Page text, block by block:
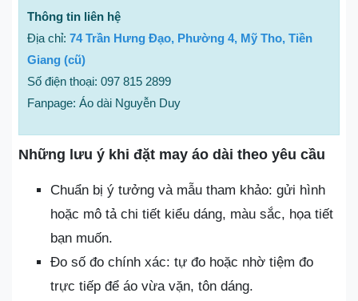
Thông tin liên hệ
Địa chỉ: 74 Trần Hưng Đạo, Phường 4, Mỹ Tho, Tiền
Giang (cũ)
Số điện thoại: 097 815 2899
Fanpage: Áo dài Nguyễn Duy
Những lưu ý khi đặt may áo dài theo yêu cầu
Chuẩn bị ý tưởng và mẫu tham khảo: gửi hình
hoặc mô tả chi tiết kiểu dáng, màu sắc, họa tiết
bạn muốn.
Đo số đo chính xác: tự đo hoặc nhờ tiệm đo
trực tiếp để áo vừa vặn, tôn dáng.